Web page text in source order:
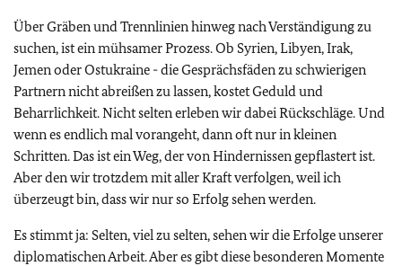
Über Gräben und Trennlinien hinweg nach Verständigung zu
suchen, ist ein mühsamer Prozess. Ob Syrien, Libyen, Irak,
Jemen oder Ostukraine - die Gesprächsfäden zu schwierigen
Partnern nicht abreißen zu lassen, kostet Geduld und
Beharrlichkeit. Nicht selten erleben wir dabei Rückschläge. Und
wenn es endlich mal vorangeht, dann oft nur in kleinen
Schritten. Das ist ein Weg, der von Hindernissen gepflastert ist.
Aber den wir trotzdem mit aller Kraft verfolgen, weil ich
überzeugt bin, dass wir nur so Erfolg sehen werden.
Es stimmt ja: Selten, viel zu selten, sehen wir die Erfolge unserer
diplomatischen Arbeit. Aber es gibt diese besonderen Momente